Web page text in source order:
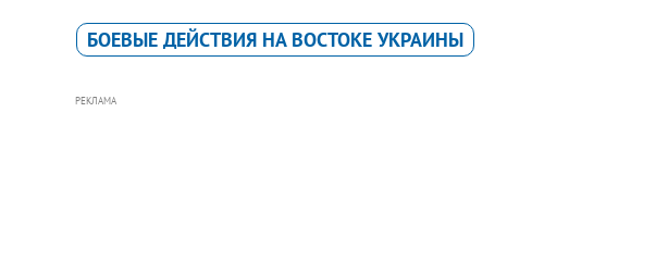
БОЕВЫЕ ДЕЙСТВИЯ НА ВОСТОКЕ УКРАИНЫ
РЕКЛАМА